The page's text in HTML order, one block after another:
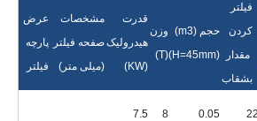
فیلتر
کردن
مقدار
بشقاب
حجم (m3)
(H=45mm)
وزن
(T)
قدرت
هیدرولیک
(KW)
مشخصات
صفحه فیلتر
(میلی متر)
عرض
پارچه
فیلتر
2
0.05
8
7.5